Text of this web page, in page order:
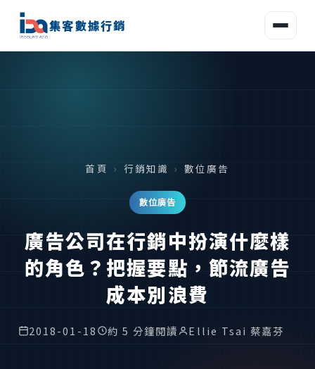
集客數據行銷
首頁 › 行銷知識 › 數位廣告
數位廣告
廣告公司在行銷中扮演什麼樣
的角色？把握要點，節流廣告
成本別浪費
2018-01-18 約 5 分鐘閱讀 Ellie Tsai 蔡嘉芬